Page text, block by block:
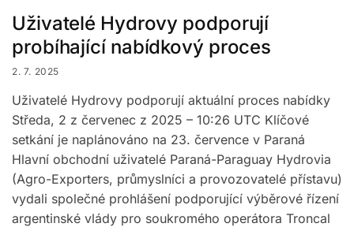
Uživatelé Hydrovy podporují
probíhající nabídkový proces
2. 7. 2025
Uživatelé Hydrovy podporují aktuální proces nabídky
Středa, 2 z červenec z 2025 – 10:26 UTC Klíčové
setkání je naplánováno na 23. července v Paraná
Hlavní obchodní uživatelé Paraná-Paraguay Hydrovia
(Agro-Exporters, průmyslníci a provozovatelé přístavu)
vydali společné prohlášení podporující výběrové řízení
argentinské vlády pro soukromého operátora Troncal